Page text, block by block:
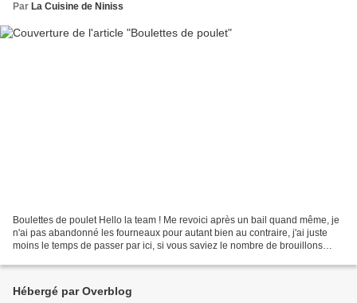
Par La Cuisine de Niniss
Boulettes de poulet Hello la team ! Me revoici après un bail quand même, je
n'ai pas abandonné les fourneaux pour autant bien au contraire, j'ai juste
moins le temps de passer par ici, si vous saviez le nombre de brouillons
Hébergé par Overblog